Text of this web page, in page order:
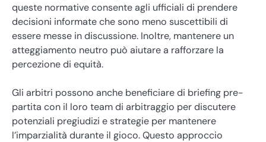
queste normative consente agli ufficiali di prendere
decisioni informate che sono meno suscettibili di
essere messe in discussione. Inoltre, mantenere un
atteggiamento neutro può aiutare a rafforzare la
percezione di equità.
Gli arbitri possono anche beneficiare di briefing pre-
partita con il loro team di arbitraggio per discutere
potenziali pregiudizi e strategie per mantenere
l’imparzialità durante il gioco. Questo approccio